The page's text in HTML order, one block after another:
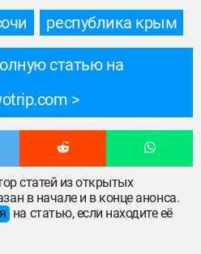
республика крым
статью на
статей из открытых
в начале и в конце анонса.
на статью, если находите её